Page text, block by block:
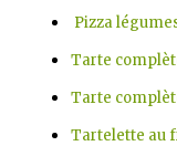
Pizza
Tarte
Tarte
Tartelette au